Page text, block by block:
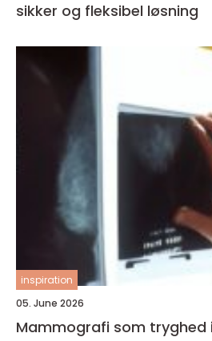
sikker og fleksibel løsning
inspiration
05. June 2026
Mammografi som tryghed